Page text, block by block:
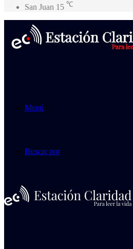
San Juan 15 ℃
Menú
Buscar por